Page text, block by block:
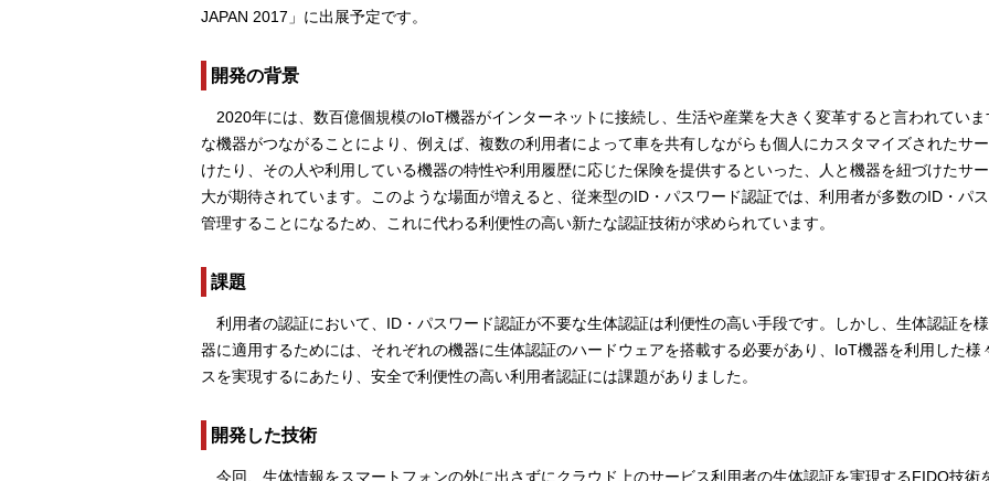
JAPAN 2017」に出展予定です。
開発の背景
2020年には、数百億個規模のIoT機器がインターネットに接続し、生活や産業を大きく変革すると言われていま
な機器がつながることにより、例えば、複数の利用者によって車を共有しながらも個人にカスタマイズされたサ
けたり、その人や利用している機器の特性や利用履歴に応じた保険を提供するといった、人と機器を紐づけたサ
大が期待されています。このような場面が増えると、従来型のID・パスワード認証では、利用者が多数のID・パ
管理することになるため、これに代わる利便性の高い新たな認証技術が求められています。
課題
利用者の認証において、ID・パスワード認証が不要な生体認証は利便性の高い手段です。しかし、生体認証を
器に適用するためには、それぞれの機器に生体認証のハードウェアを搭載する必要があり、IoT機器を利用した様
スを実現するにあたり、安全で利便性の高い利用者認証には課題がありました。
開発した技術
今回、生体情報をスマートフォンの外に出さずにクラウド上のサービス利用者の生体認証を実現するFIDO技術